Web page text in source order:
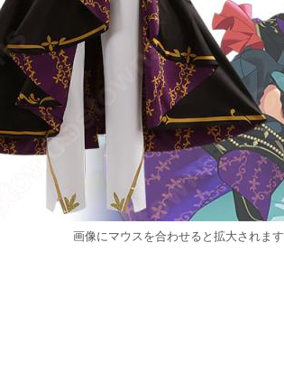
画像にマウスを合わせると拡大されます